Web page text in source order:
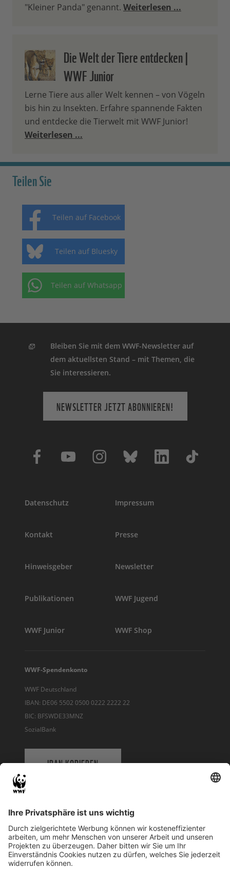
"Kleiner Panda" genannt. Weiterlesen ...
Die Welt der Tiere entdecken |
WWF Junior
Lerne Tiere aus aller Welt kennen – von Vögeln
bis hin zu Insekten. Erfahre spannende Fakten
und entdecke die Tierwelt mit WWF Junior!
Weiterlesen ...
Teilen Sie
Teilen auf Facebook
Teilen auf Bluesky
Teilen auf Whatsapp
Bleiben Sie mit dem WWF-Newsletter auf
dem aktuellsten Stand – mit Themen, die
Sie interessieren.
NEWSLETTER JETZT ABONNIEREN!
Datenschutz Impressum
Kontakt Presse
Hinweisgeber Newsletter
Publikationen WWF Jugend
WWF Junior WWF Shop
WWF-Spendenkonto
WWF Deutschland
IBAN: DE06 5502 0500 0222 2222 22
BIC: BFSWDE33MNZ
SozialBank
IBAN KOPIEREN
WWF Deutschland
Reinhardtstr. 18
10117 Berlin